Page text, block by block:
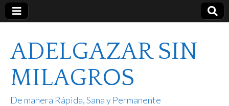
ADELGAZAR SIN
MILAGROS
De manera Rápida, Sana y Permanente